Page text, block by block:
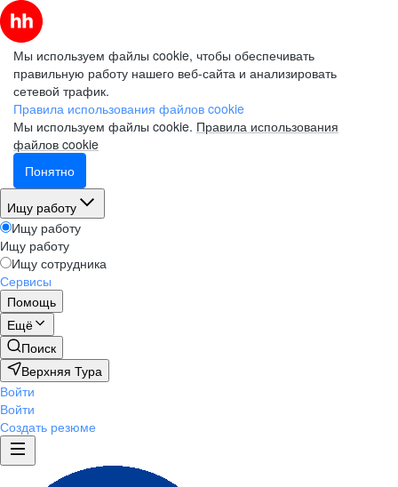
Мы используем файлы cookie, чтобы обеспечивать
правильную работу нашего веб-сайта и анализировать
сетевой трафик.
Правила использования файлов cookie
Мы используем файлы cookie. Правила использования
файлов cookie
Понятно
Ищу работу
Ищу работу
Ищу работу
Ищу сотрудника
Сервисы
Помощь
Ещё
Поиск
Верхняя Тура
Войти
Войти
Создать резюме